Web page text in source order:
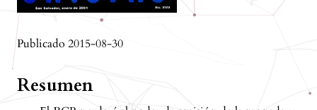
Publicado 2015-08-30
Resumen